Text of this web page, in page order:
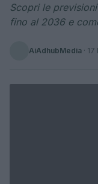
Scopri le
fino al 2036 e
AiAdhubMedia · 17